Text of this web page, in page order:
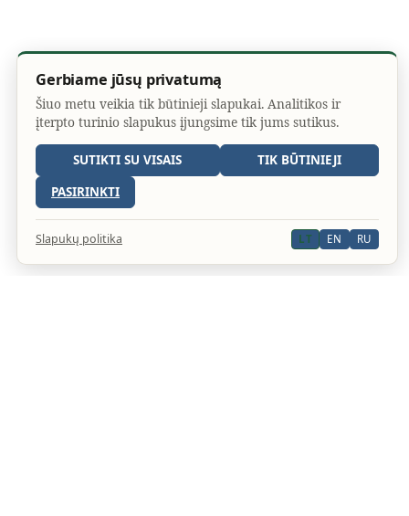
Gerbiame jūsų privatumą
Šiuo metu veikia tik būtinieji slapukai. Analitikos ir
įterpto turinio slapukus įjungsime tik jums sutikus.
SUTIKTI SU VISAIS
TIK BŪTINIEJI
PASIRINKTI
Slapukų politika LT EN RU